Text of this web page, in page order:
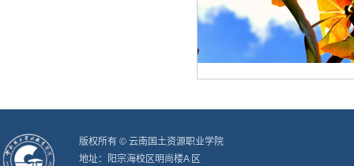
版权所有 © 云南国土资源职业学院
地址：阳宗海校区明尚楼A 区